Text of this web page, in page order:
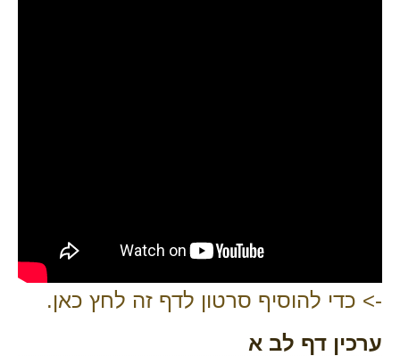
-> כדי להוסיף סרטון לדף זה לחץ כאן.
ערכין דף לב א